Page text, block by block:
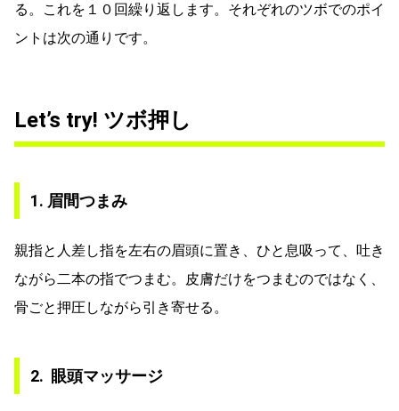
る。これを１０回繰り返します。それぞれのツボでのポイ
ントは次の通りです。
Let’s try! ツボ押し
1. 眉間つまみ
親指と人差し指を左右の眉頭に置き、ひと息吸って、吐き
ながら二本の指でつまむ。皮膚だけをつまむのではなく、
骨ごと押圧しながら引き寄せる。
2. 眼頭マッサージ